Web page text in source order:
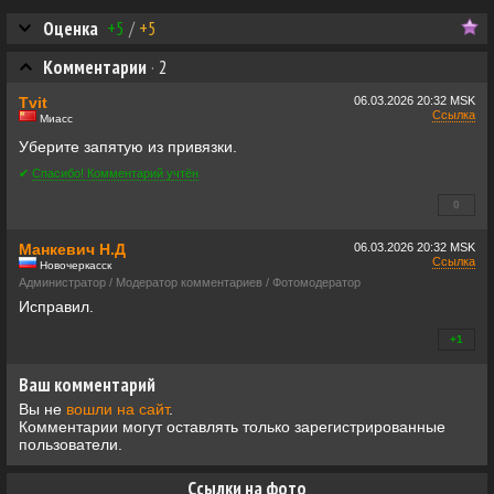
Оценка +5 /+5
Ссылки на фото
Комментарии · 2
06.03.2026 20:32 MSK
Ссылка
Tvit
Миасс
Уберите запятую из привязки.
✔ Спасибо! Комментарий учтён
0
06.03.2026 20:32 MSK
Ссылка
Манкевич Н.Д
Новочеркасск
Администратор / Модератор комментариев / Фотомодератор
Исправил.
+1
Ваш комментарий
Вы не вошли на сайт.
Комментарии могут оставлять только зарегистрированные
пользователи.